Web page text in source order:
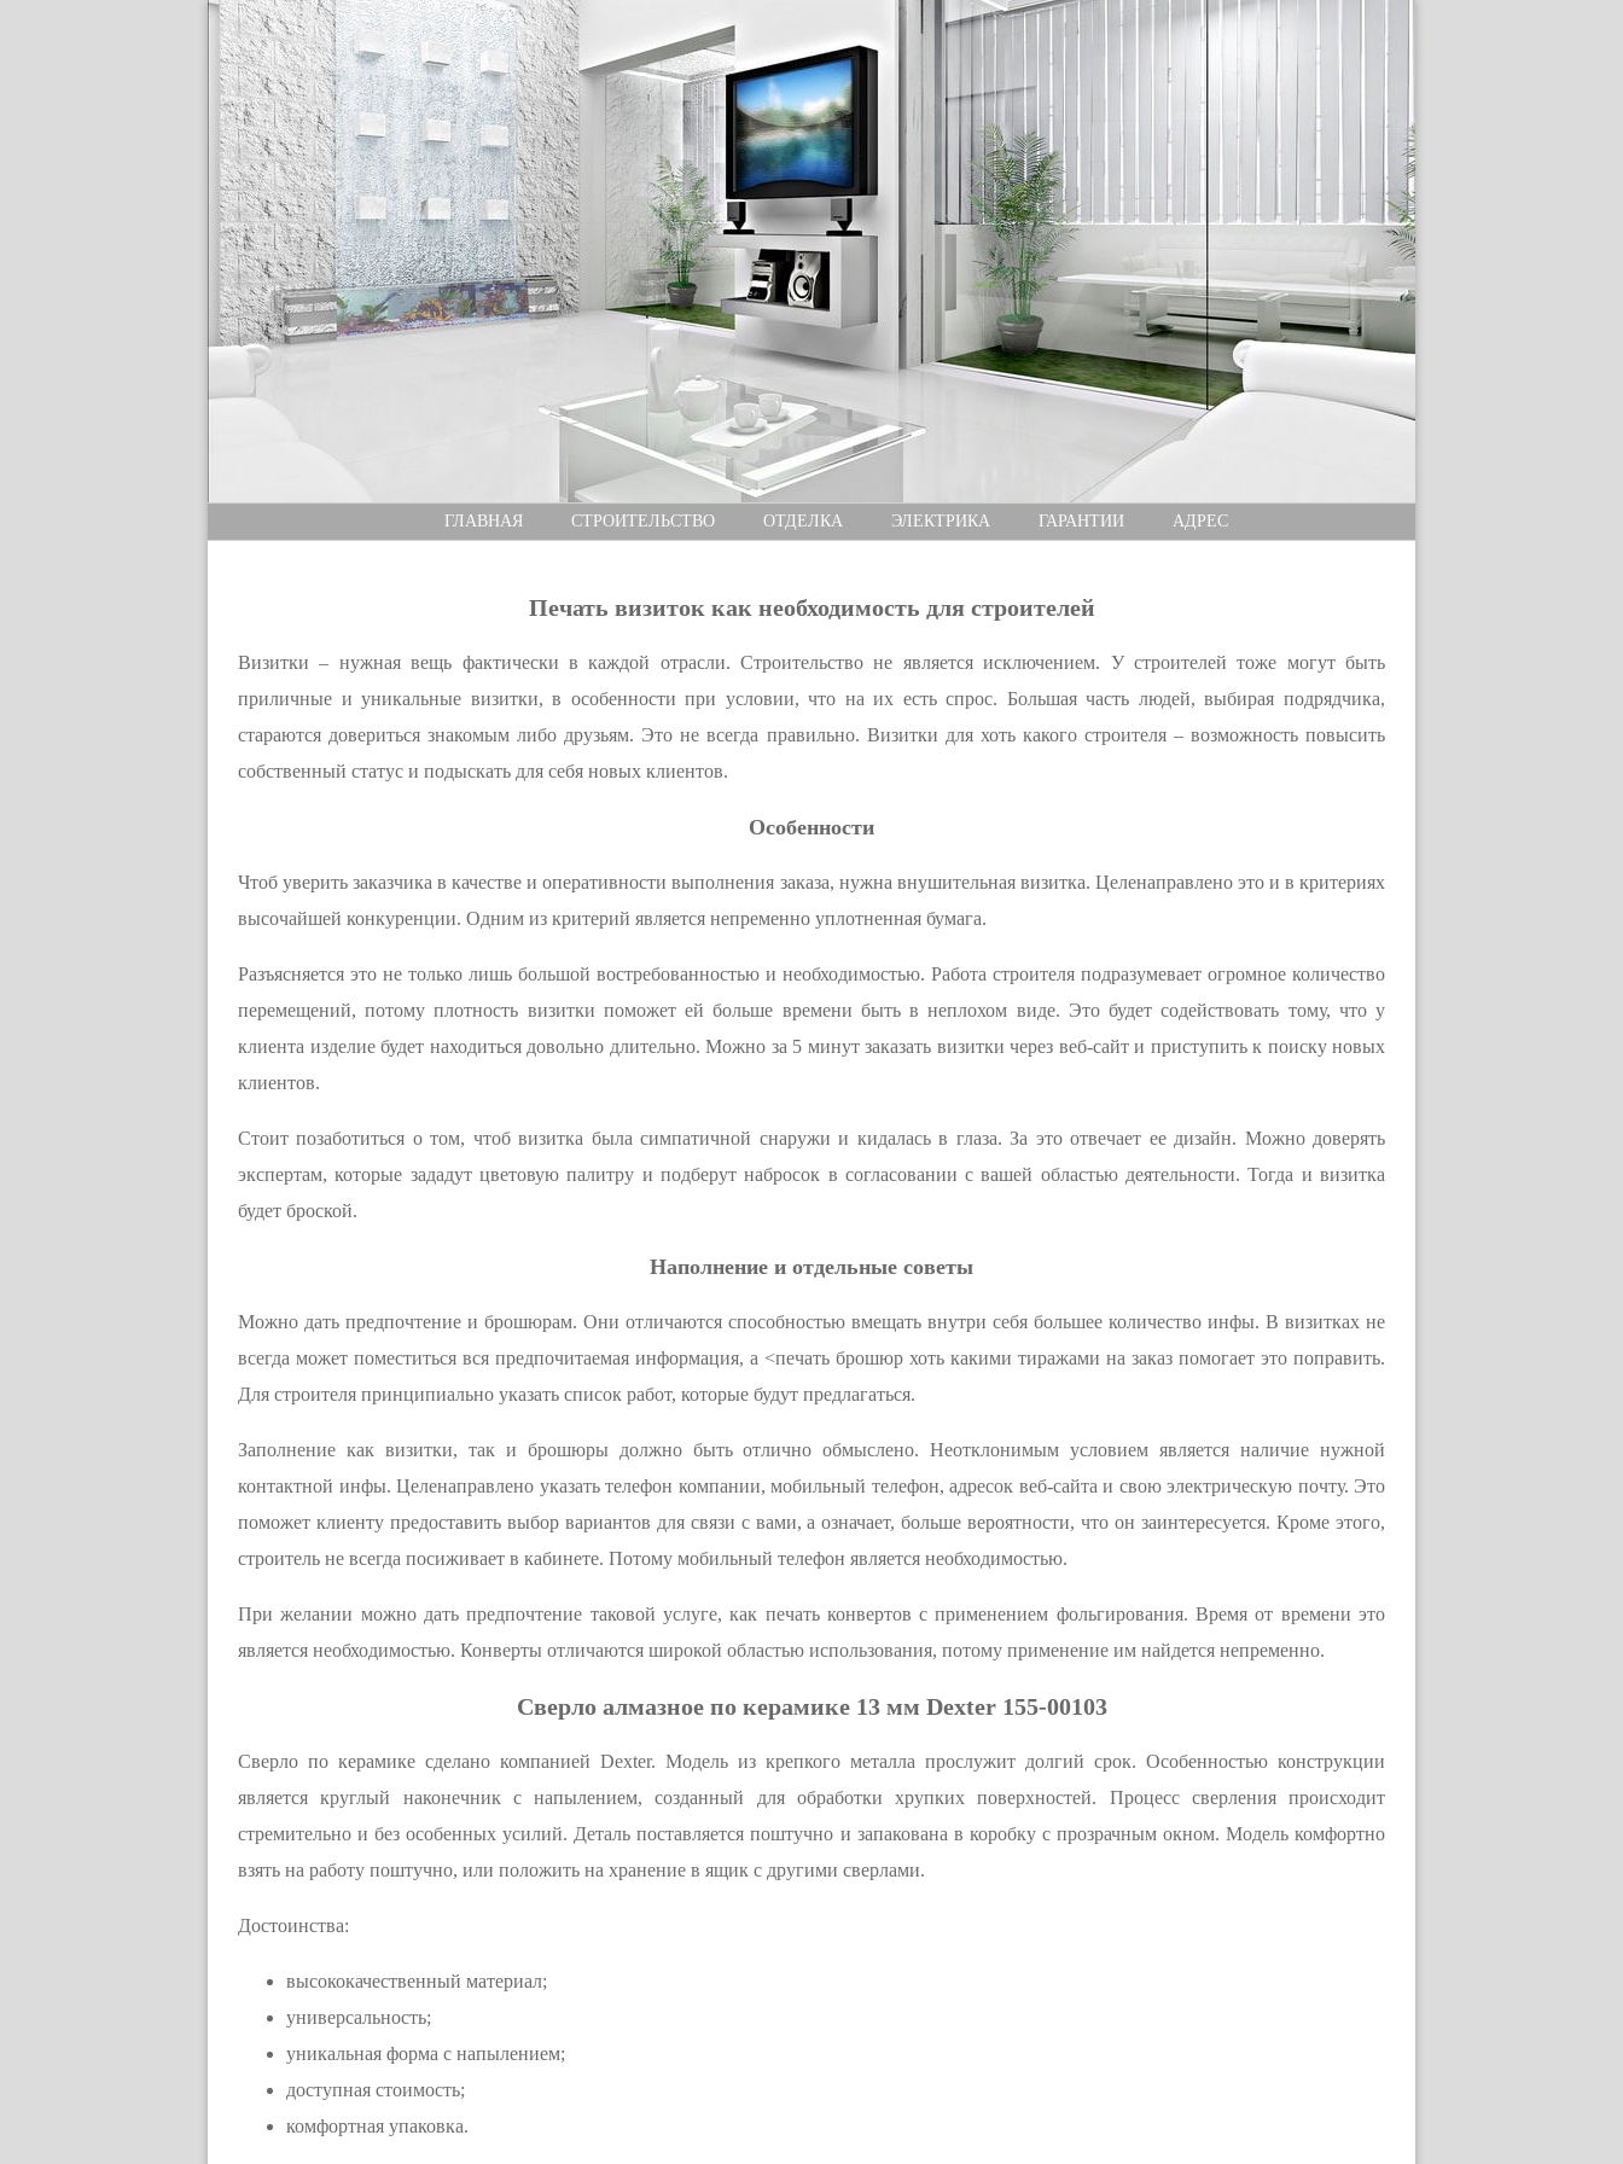
ГЛАВНАЯ СТРОИТЕЛЬСТВО ОТДЕЛКА ЭЛЕКТРИКА ГАРАНТИИ АДРЕС
Печать визиток как необходимость для строителей
Визитки – нужная вещь фактически в каждой отрасли. Строительство не является исключением. У строителей тоже могут быть
приличные и уникальные визитки, в особенности при условии, что на их есть спрос. Большая часть людей, выбирая подрядчика,
стараются довериться знакомым либо друзьям. Это не всегда правильно. Визитки для хоть какого строителя – возможность повысить
собственный статус и подыскать для себя новых клиентов.
Особенности
Чтоб уверить заказчика в качестве и оперативности выполнения заказа, нужна внушительная визитка. Целенаправлено это и в критериях
высочайшей конкуренции. Одним из критерий является непременно уплотненная бумага.
Разъясняется это не только лишь большой востребованностью и необходимостью. Работа строителя подразумевает огромное количество
перемещений, потому плотность визитки поможет ей больше времени быть в неплохом виде. Это будет содействовать тому, что у
клиента изделие будет находиться довольно длительно. Можно за 5 минут заказать визитки через веб-сайт и приступить к поиску новых
клиентов.
Стоит позаботиться о том, чтоб визитка была симпатичной снаружи и кидалась в глаза. За это отвечает ее дизайн. Можно доверять
экспертам, которые зададут цветовую палитру и подберут набросок в согласовании с вашей областью деятельности. Тогда и визитка
будет броской.
Наполнение и отдельные советы
Можно дать предпочтение и брошюрам. Они отличаются способностью вмещать внутри себя большее количество инфы. В визитках не
всегда может поместиться вся предпочитаемая информация, а <печать брошюр хоть какими тиражами на заказ помогает это поправить.
Для строителя принципиально указать список работ, которые будут предлагаться.
Заполнение как визитки, так и брошюры должно быть отлично обмыслено. Неотклонимым условием является наличие нужной
контактной инфы. Целенаправлено указать телефон компании, мобильный телефон, адресок веб-сайта и свою электрическую почту. Это
поможет клиенту предоставить выбор вариантов для связи с вами, а означает, больше вероятности, что он заинтересуется. Кроме этого,
строитель не всегда посиживает в кабинете. Потому мобильный телефон является необходимостью.
При желании можно дать предпочтение таковой услуге, как печать конвертов с применением фольгирования. Время от времени это
является необходимостью. Конверты отличаются широкой областью использования, потому применение им найдется непременно.
Сверло алмазное по керамике 13 мм Dexter 155-00103
Сверло по керамике сделано компанией Dexter. Модель из крепкого металла прослужит долгий срок. Особенностью конструкции
является круглый наконечник с напылением, созданный для обработки хрупких поверхностей. Процесс сверления происходит
стремительно и без особенных усилий. Деталь поставляется поштучно и запакована в коробку с прозрачным окном. Модель комфортно
взять на работу поштучно, или положить на хранение в ящик с другими сверлами.
Достоинства:
высококачественный материал;
универсальность;
уникальная форма с напылением;
доступная стоимость;
комфортная упаковка.